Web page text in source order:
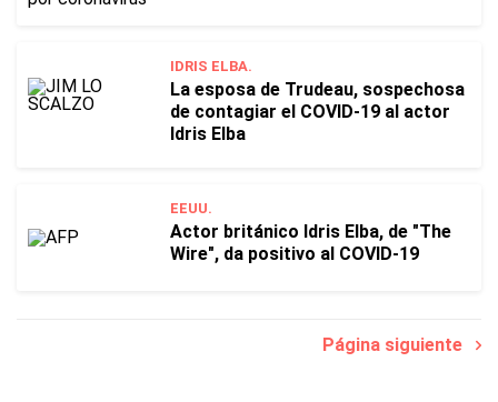
IDRIS ELBA.
La esposa de Trudeau, sospechosa
de contagiar el COVID-19 al actor
Idris Elba
EEUU.
Actor británico Idris Elba, de "The
Wire", da positivo al COVID-19
Página siguiente